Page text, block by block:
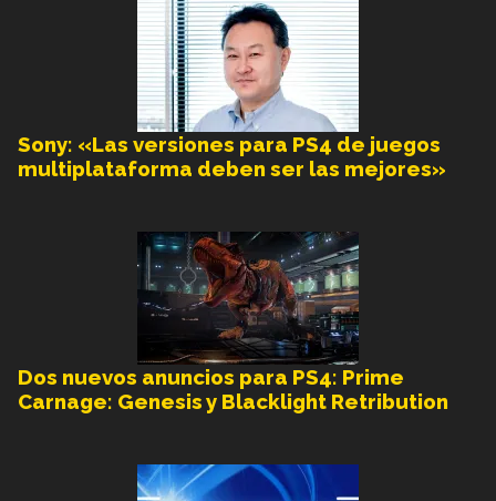
Sony: «Las versiones para PS4 de juegos
multiplataforma deben ser las mejores»
Dos nuevos anuncios para PS4: Prime
Carnage: Genesis y Blacklight Retribution